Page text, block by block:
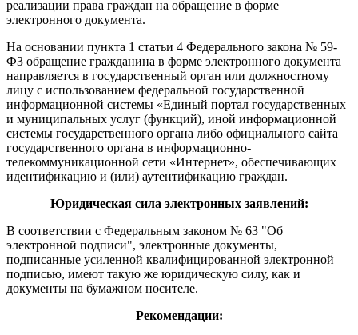
реализации права граждан на обращение в форме
электронного документа.
На основании пункта 1 статьи 4 Федерального закона № 59-
ФЗ обращение гражданина в форме электронного документа
направляется в государственный орган или должностному
лицу с использованием федеральной государственной
информационной системы «Единый портал государственных
и муниципальных услуг (функций), иной информационной
системы государственного органа либо официального сайта
государственного органа в информационно-
телекоммуникационной сети «Интернет», обеспечивающих
идентификацию и (или) аутентификацию граждан.
Юридическая сила электронных заявлений:
В соответствии с Федеральным законом № 63 "Об
электронной подписи", электронные документы,
подписанные усиленной квалифицированной электронной
подписью, имеют такую же юридическую силу, как и
документы на бумажном носителе.
Рекомендации: